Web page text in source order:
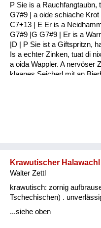
P Sie is a Rauchfangtaubn,
G7#9 | a oide schiache
C7+13 | E Er is a
G7#9 |G G7#9 | Er is a
|D | P Sie ist a Giftspritzn,
Is a echter Zinken, tuat di
a oida Wappler. A nervöser
klaanes Seicherl mit an
Krawutischer Halawachl
Walter Zettl
krawutisch: zornig
Tschechischen) .
...siehe oben